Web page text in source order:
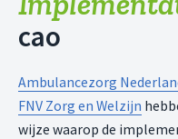
cao
Ambulancezorg
FNV Zorg en Welzijn
wijze waarop de